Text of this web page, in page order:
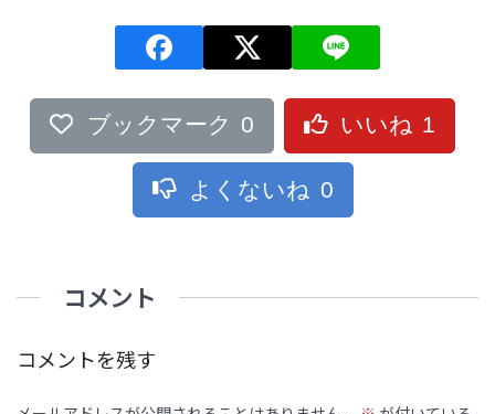
ブックマーク 0 いいね 1
よくないね 0
コメント
コメントを残す